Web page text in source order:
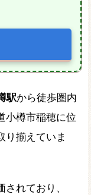
駅から徒歩圏内
小樽市稲穂に位
り揃えていま
されており、